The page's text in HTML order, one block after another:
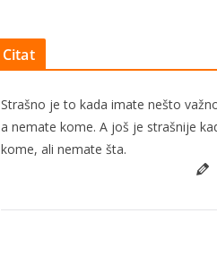
Citat
Strašno je to kada imate nešto
a nemate kome. A još je strašnije
kome, ali nemate šta.